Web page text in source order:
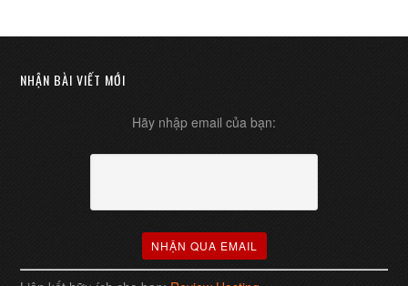
NHẬN BÀI VIẾT MỚI
Hãy nhập email của bạn: